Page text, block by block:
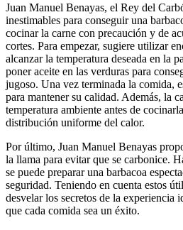
Juan Manuel Benayas, el Rey del
inestimables para conseguir una
cocinar la carne con precaución y de
cortes. Para empezar, sugiere utilizar
alcanzar la temperatura deseada en la
poner aceite en las verduras para
jugoso. Una vez terminada la comida,
para mantener su calidad. Además, la
temperatura ambiente antes de
distribución uniforme del calor.
Por último, Juan Manuel Benayas
la llama para evitar que se carbonice.
se puede preparar una barbacoa
seguridad. Teniendo en cuenta estos
desvelar los secretos de la experiencia
que cada comida sea un éxito.